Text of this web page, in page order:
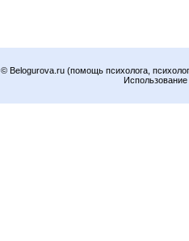
© Belogurova.ru (помощь психолога,
Использование